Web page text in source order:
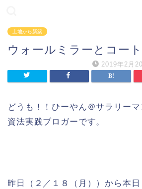
土地から新築
ウォールミラーとコー
2019年2月
どうも！！ひーやん＠サラリー
資法実践ブロガーです。
昨日（２／１８（月））から本日